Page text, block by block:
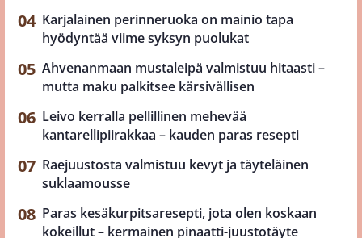
Karjalainen perinneruoka on mainio tapa
hyödyntää viime syksyn puolukat
Ahvenanmaan mustaleipä valmistuu hitaasti –
mutta maku palkitsee kärsivällisen
Leivo kerralla pellillinen mehevää
kantarellipiirakkaa – kauden paras resepti
Raejuustosta valmistuu kevyt ja täyteläinen
suklaamousse
Paras kesäkurpitsaresepti, jota olen koskaan
kokeillut – kermainen pinaatti-juustotäyte